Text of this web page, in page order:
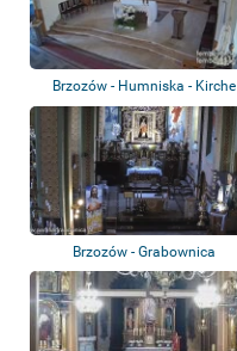
Brzozów - Humniska - Kirche
Brzozów - Grabownica
Starzeńska - Kirche